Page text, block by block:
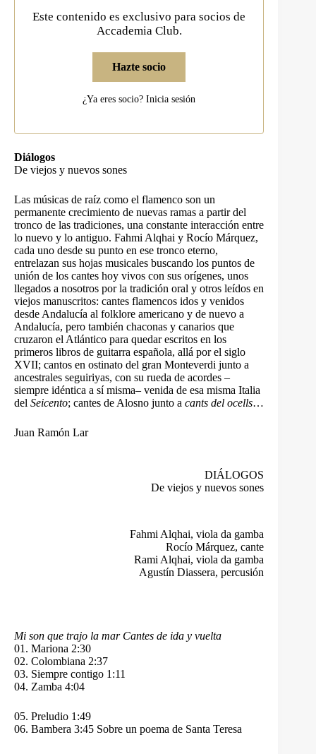
Este contenido es exclusivo para socios de
Accademia Club.
Hazte socio
¿Ya eres socio?Inicia sesión
Diálogos
De viejos y nuevos sones
Las músicas de raíz como el flamenco son un
permanente crecimiento de nuevas ramas a partir del
tronco de las tradiciones, una constante interacción entre
lo nuevo y lo antiguo. Fahmi Alqhai y Rocío Márquez,
cada uno desde su punto en ese tronco eterno,
entrelazan sus hojas musicales buscando los puntos de
unión de los cantes hoy vivos con sus orígenes, unos
llegados a nosotros por la tradición oral y otros leídos en
viejos manuscritos: cantes flamencos idos y venidos
desde Andalucía al folklore americano y de nuevo a
Andalucía, pero también chaconas y canarios que
cruzaron el Atlántico para quedar escritos en los
primeros libros de guitarra española, allá por el siglo
XVII; cantos en ostinato del gran Monteverdi junto a
ancestrales seguiriyas, con su rueda de acordes –
siempre idéntica a sí misma– venida de esa misma Italia
del Seicento; cantes de Alosno junto a cants del ocells…
Juan Ramón Lar
DIÁLOGOS
De viejos y nuevos sones
Fahmi Alqhai, viola da gamba
Rocío Márquez, cante
Rami Alqhai, viola da gamba
Agustín Diassera, percusión
Mi son que trajo la mar Cantes de ida y vuelta
01. Mariona 2:30
02. Colombiana 2:37
03. Siempre contigo 1:11
04. Zamba 4:04
05. Preludio 1:49
06. Bambera 3:45 Sobre un poema de Santa Teresa